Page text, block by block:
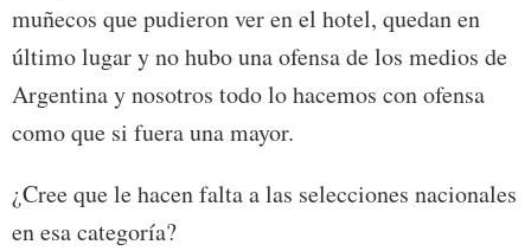
muñecos que pudieron ver en el hotel, quedan en
último lugar y no hubo una ofensa de los medios de
Argentina y nosotros todo lo hacemos con ofensa
como que si fuera una mayor.
¿Cree que le hacen falta a las selecciones nacionales
en esa categoría?